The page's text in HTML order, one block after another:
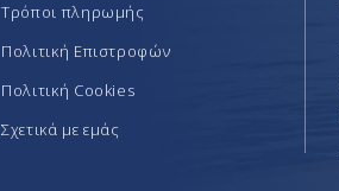
Τρόποι πληρωμής
Πολιτική Επιστροφών
Πολιτική Cookies
Σχετικά με εμάς